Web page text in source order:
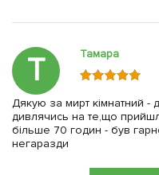
Т Тамара
Дякую за мирт кімнатний -
дивлячись на те,що
більше 70 годин - був
негаразди